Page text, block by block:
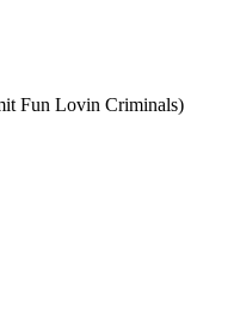
Fun Lovin Criminals)